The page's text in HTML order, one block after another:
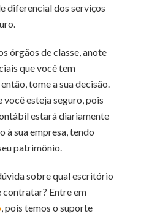
diferencial dos serviços
órgãos de classe, anote
que você tem
tome a sua decisão.
você esteja seguro, pois
estará diariamente
à sua empresa, tendo
patrimônio.
sobre qual escritório
Entre em
, pois temos o suporte